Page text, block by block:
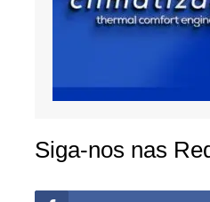
Siga-nos nas